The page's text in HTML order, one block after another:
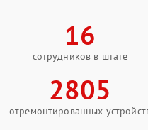
16
сотрудников в штате
2805
отремонтированных